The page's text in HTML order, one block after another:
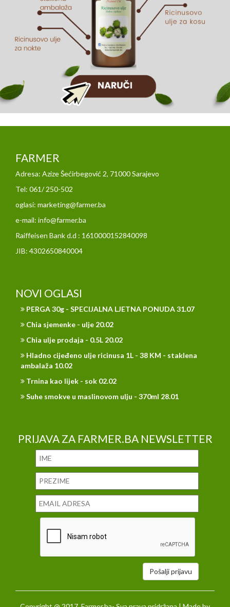
FARMER
Adresa: Azize Šećirbegović 2, 71000 Sarajevo
Tel: 061/ 250-502
oglasi: marketing@farmer.ba
e-mail: info@farmer.ba
Raiffeisen Bank d.d : 1610000152840098
JIB: 4302650840004
NOVI OGLASI
PERGA 30g - SPECIJALNA LJETNA PONUDA 31.07
Chia sjemenke - ulje 20.02
Chia ulje prodaja - 0.5L 20.02
Hladno cijeđeno ulje ricinusa 1L - 38 KM - staklena
ambalaža 10.02
Trnina kao lijek - sok 02.02
Suhe smokve u maslinovom ulju - 370ml 28.01
PRIJAVA ZA FARMER.BA NEWSLETTER
Pošalji prijavu